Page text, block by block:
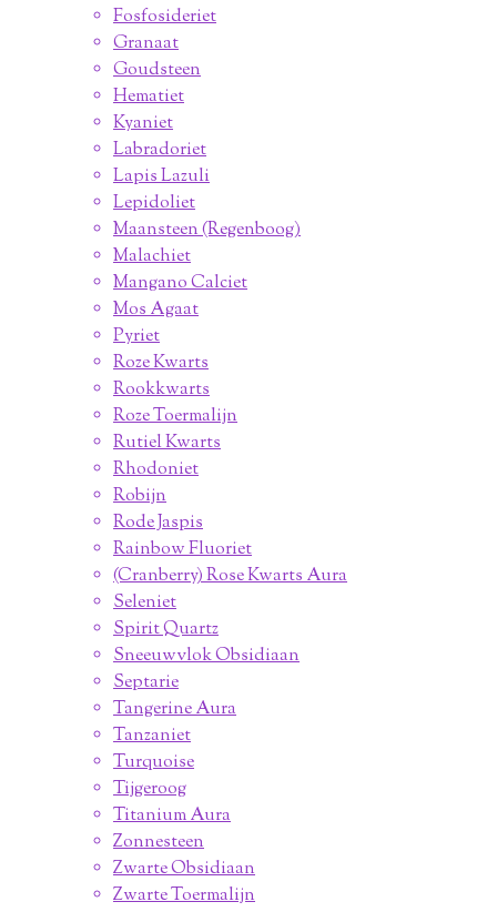
Fosfosideriet
Granaat
Goudsteen
Hematiet
Kyaniet
Labradoriet
Lapis Lazuli
Lepidoliet
Maansteen (Regenboog)
Malachiet
Mangano Calciet
Mos Agaat
Pyriet
Roze Kwarts
Rookkwarts
Roze Toermalijn
Rutiel Kwarts
Rhodoniet
Robijn
Rode Jaspis
Rainbow Fluoriet
(Cranberry) Rose Kwarts Aura
Seleniet
Spirit Quartz
Sneeuwvlok Obsidiaan
Septarie
Tangerine Aura
Tanzaniet
Turquoise
Tijgeroog
Titanium Aura
Zonnesteen
Zwarte Obsidiaan
Zwarte Toermalijn